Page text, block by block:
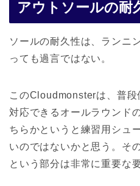
アウトソールの耐
ソールの耐久性は、ランニ
っても過言ではない。
このCloudmonsterは、普段
対応できるオールラウンド
ちらかというと練習用シュ
いのではないかと思う。そ
という部分は非常に重要な